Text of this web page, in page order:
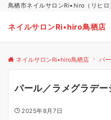
鳥栖市ネイルサロンRi•hiro（リヒロ
ネイルサロンRi•hiro鳥栖店
ネイルサロンRi•hiro鳥栖店 パ
パール／ラメグラデ
2025年8月7日